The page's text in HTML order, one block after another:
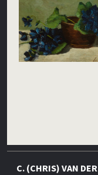
C. (CHRIS) VAN DER